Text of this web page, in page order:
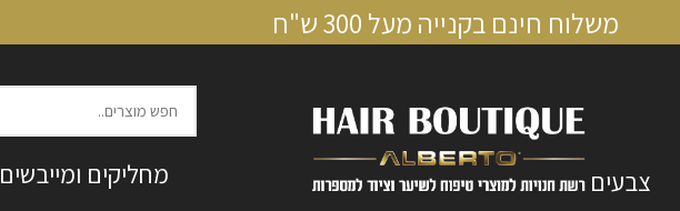
משלוח חינם בקנייה מעל 300 ש"ח
צבעים מחליקים ומייבשים